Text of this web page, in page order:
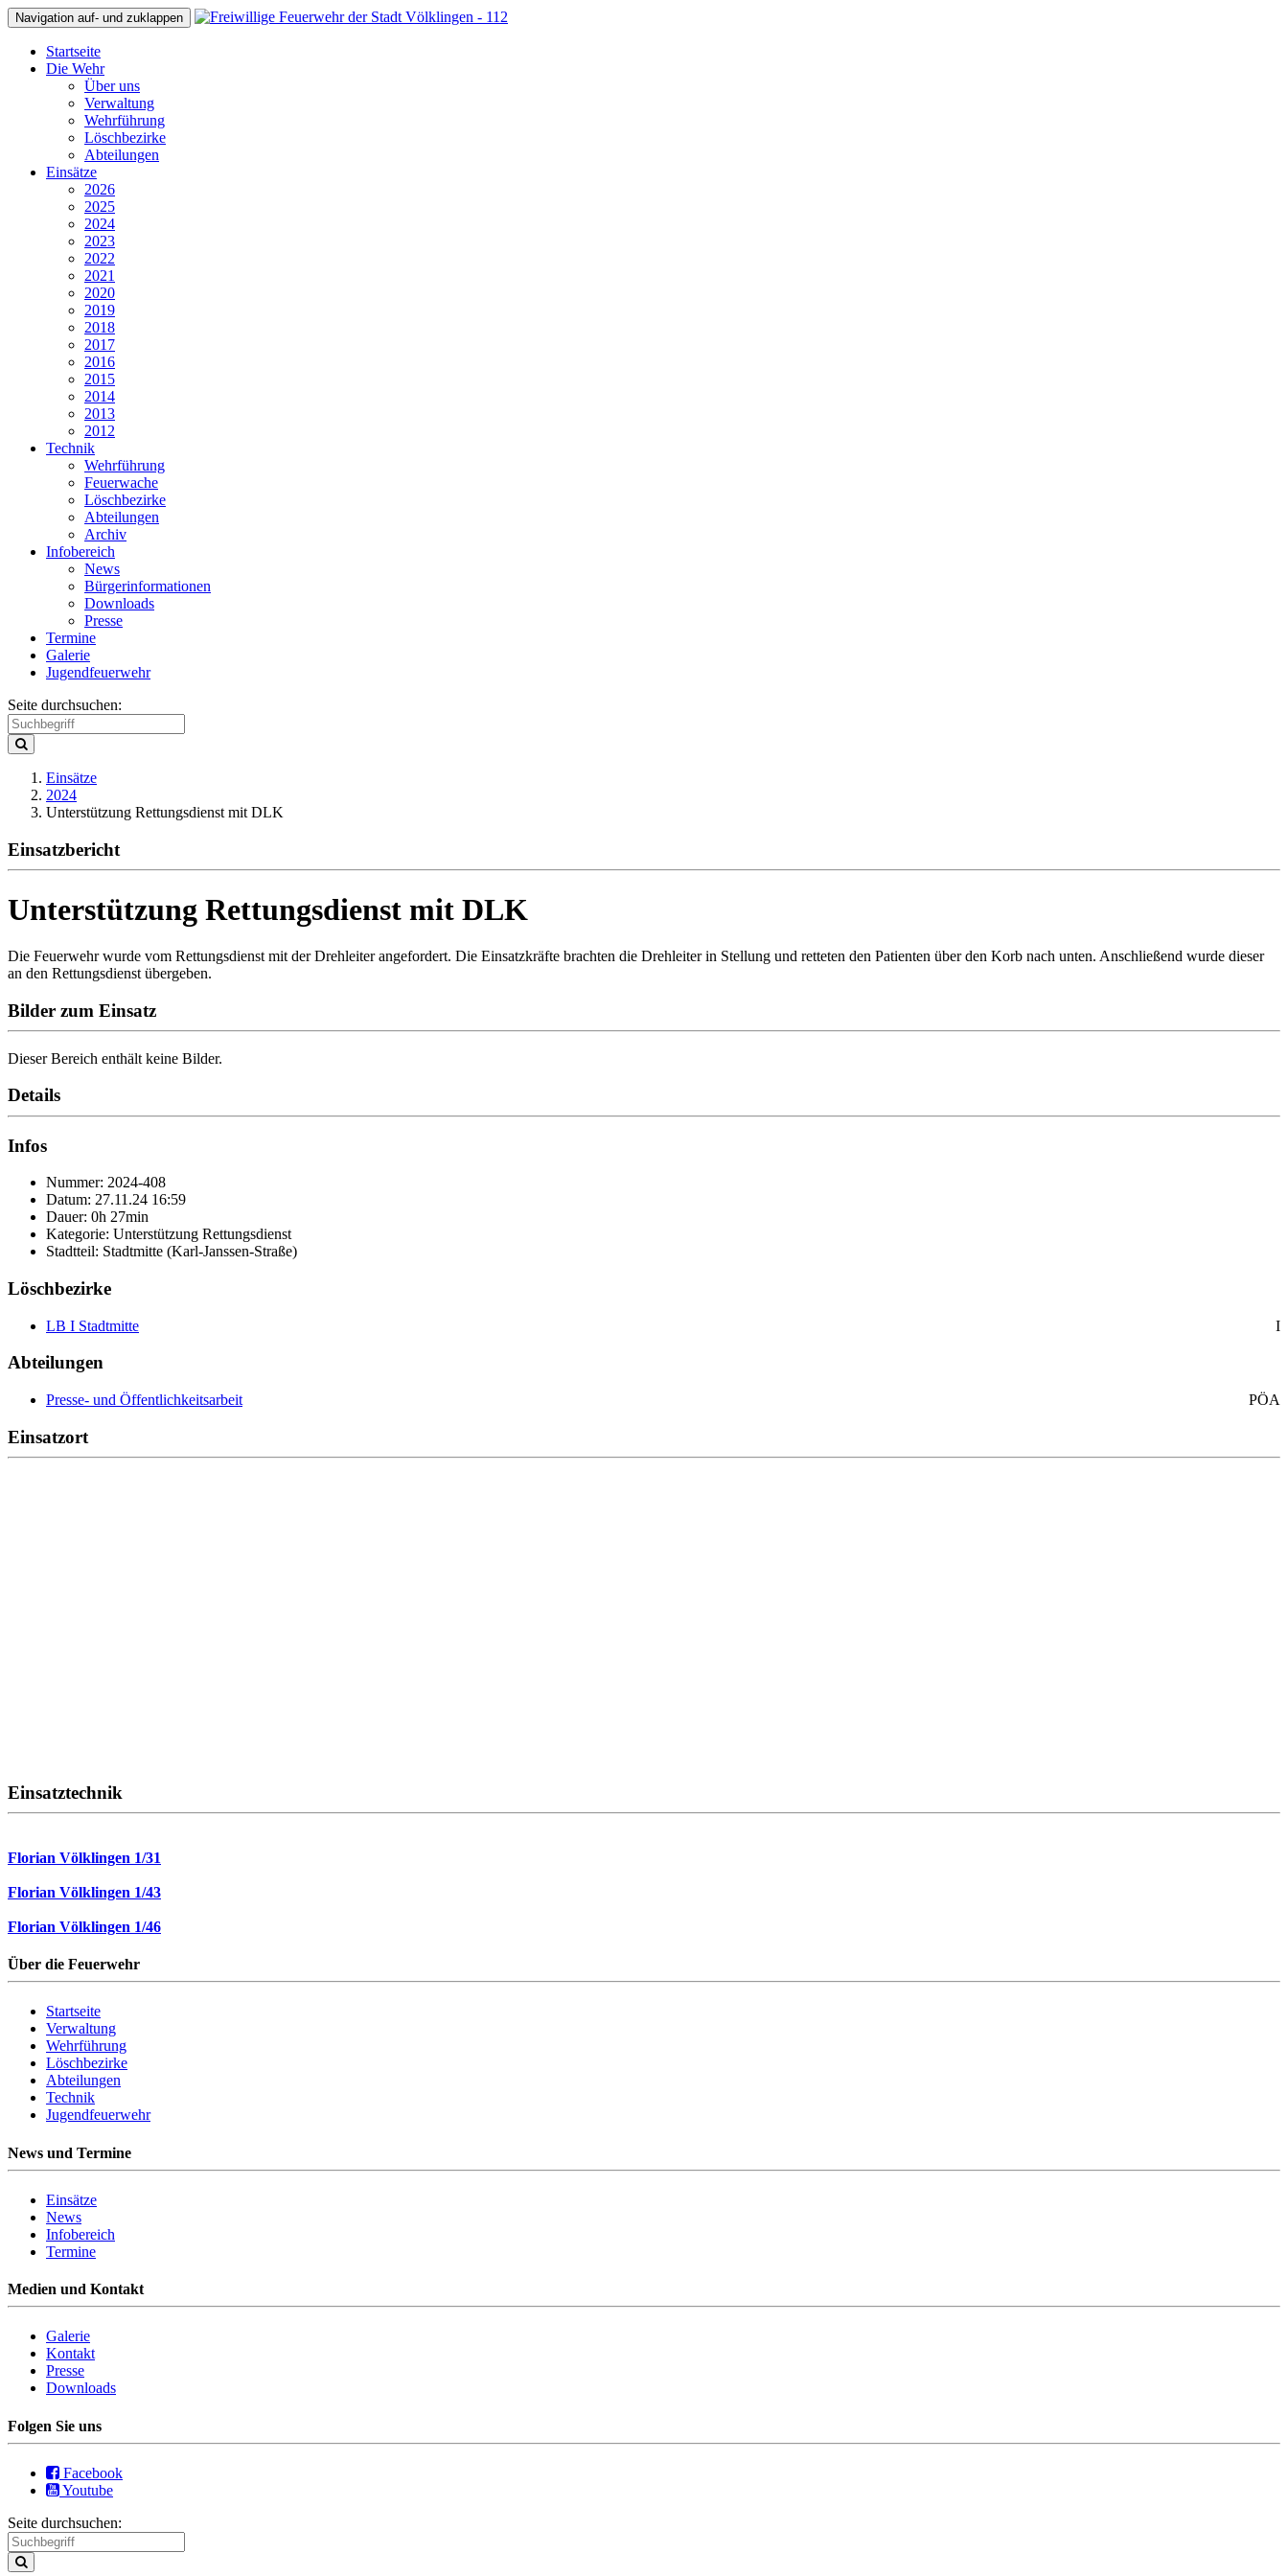
Navigation auf- und zuklappen
Startseite
Die Wehr
Über uns
Verwaltung
Wehrführung
Löschbezirke
Abteilungen
Einsätze
2026
2025
2024
2023
2022
2021
2020
2019
2018
2017
2016
2015
2014
2013
2012
Technik
Wehrführung
Feuerwache
Löschbezirke
Abteilungen
Archiv
Infobereich
News
Bürgerinformationen
Downloads
Presse
Termine
Galerie
Jugendfeuerwehr
Seite durchsuchen:
Einsätze
2024
Unterstützung Rettungsdienst mit DLK
Einsatzbericht
Unterstützung Rettungsdienst mit DLK
Die Feuerwehr wurde vom Rettungsdienst mit der Drehleiter angefordert. Die Einsatzkräfte brachten die Drehleiter in Stellung und retteten den Patienten über den Korb nach unten. Anschließend wurde dieser
an den Rettungsdienst übergeben.
Bilder zum Einsatz
Dieser Bereich enthält keine Bilder.
Details
Infos
Nummer: 2024-408
Datum: 27.11.24 16:59
Dauer: 0h 27min
Kategorie: Unterstützung Rettungsdienst
Stadtteil: Stadtmitte (Karl-Janssen-Straße)
Löschbezirke
LB I Stadtmitte I
Abteilungen
Presse- und Öffentlichkeitsarbeit PÖA
Einsatzort
Einsatztechnik
Florian Völklingen 1/31
Florian Völklingen 1/43
Florian Völklingen 1/46
Über die Feuerwehr
Startseite
Verwaltung
Wehrführung
Löschbezirke
Abteilungen
Technik
Jugendfeuerwehr
News und Termine
Einsätze
News
Infobereich
Termine
Medien und Kontakt
Galerie
Kontakt
Presse
Downloads
Folgen Sie uns
Facebook
Youtube
Seite durchsuchen: